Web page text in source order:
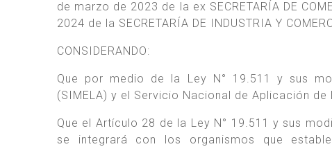
de marzo de 2023 de la ex SECRETARÍA DE
2024 de la SECRETARÍA DE INDUSTRIA Y
CONSIDERANDO:
Que por medio de la Ley N° 19.511 y sus
(SIMELA) y el Servicio Nacional de Aplicación de
Que el Artículo 28 de la Ley N° 19.511 y sus
se integrará con los organismos que